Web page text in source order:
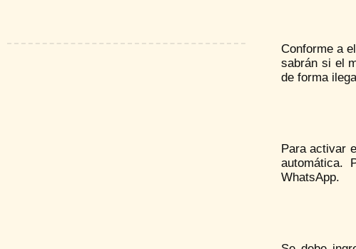
Conforme a
sabrán si el
de forma
Para activar
automática.
WhatsApp.